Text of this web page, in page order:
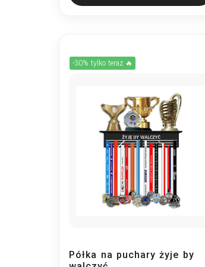
-30% tylko teraz 🔥
Półka na puchary żyje by